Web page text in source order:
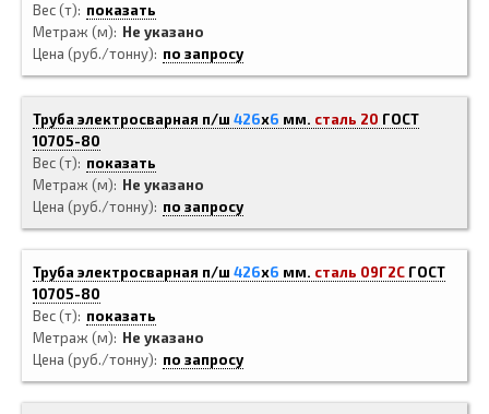
Вес (т)
показать
Метраж (м)
Не указано
Цена (руб./тонну)
по запросу
Труба электросварная п/ш 426x6 мм. сталь 20 ГОСТ
10705-80
Вес (т)
показать
Метраж (м)
Не указано
Цена (руб./тонну)
по запросу
Труба электросварная п/ш 426x6 мм. сталь 09Г2С ГОСТ
10705-80
Вес (т)
показать
Метраж (м)
Не указано
Цена (руб./тонну)
по запросу